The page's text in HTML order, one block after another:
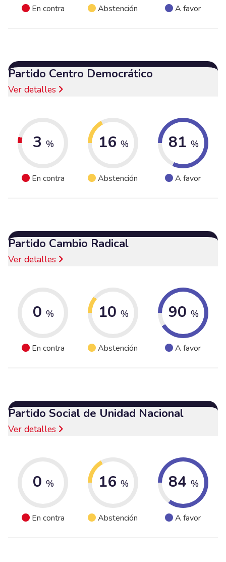
En contra Abstención A favor
Partido Centro Democrático
Ver detalles
3 %
En contra
16 %
Abstención
81 %
A favor
Partido Cambio Radical
Ver detalles
0 %
En contra
10 %
Abstención
90 %
A favor
Partido Social de Unidad Nacional
Ver detalles
0 %
En contra
16 %
Abstención
84 %
A favor